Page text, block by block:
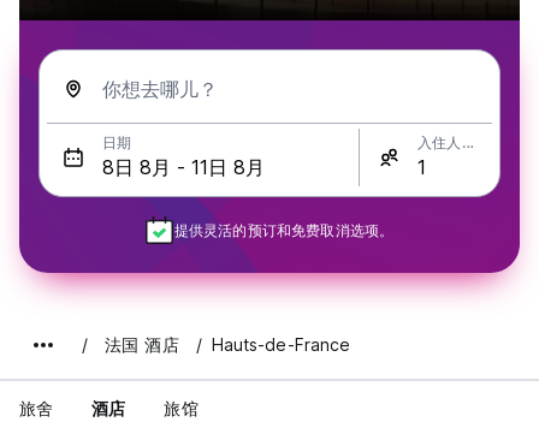
你想去哪儿？
日期 入住人数
提供灵活的预订和免费取消选项。
法国 酒店 Hauts-de-France
旅舍 酒店 旅馆